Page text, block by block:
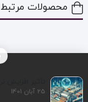
محصولات مرتبط
25 آبان 1401